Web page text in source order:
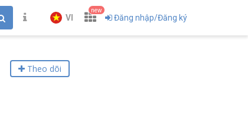
VI
new
Đăng nhập/Đăng ký
Theo dõi